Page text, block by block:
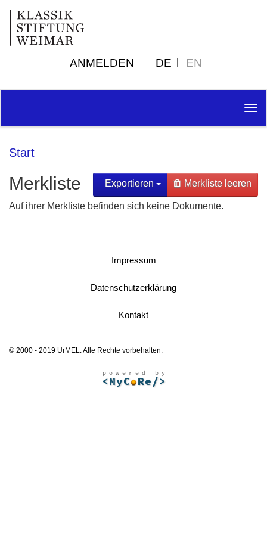
ANMELDEN DE EN
Start
Exportieren Merkliste leeren
Merkliste
Auf ihrer Merkliste befinden sich keine Dokumente.
Impressum
Datenschutzerklärung
Kontakt
© 2000 - 2019 UrMEL. Alle Rechte vorbehalten.